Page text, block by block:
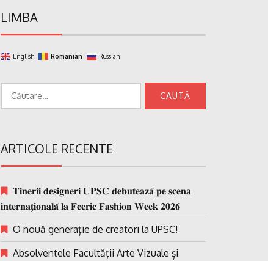
LIMBA
English Romanian Russian
ARTICOLE RECENTE
𝐓𝐢𝐧𝐞𝐫𝐢𝐢 𝐝𝐞𝐬𝐢𝐠𝐧𝐞𝐫𝐢 𝐔𝐏𝐒𝐂 𝐝𝐞𝐛𝐮𝐭𝐞𝐚𝐳𝐚̆ 𝐩𝐞 𝐬𝐜𝐞𝐧𝐚
𝐢𝐧𝐭𝐞𝐫𝐧𝐚𝐭̗𝐢𝐨𝐧𝐚𝐥𝐚̆ 𝐥𝐚 𝐅𝐞𝐞𝐫𝐢𝐜 𝐅𝐚𝐬𝐡𝐢𝐨𝐧 𝐖𝐞𝐞𝐤 𝟐𝟎𝟐𝟔
O nouă generație de creatori la UPSC!
Absolventele Facultății Arte Vizuale și